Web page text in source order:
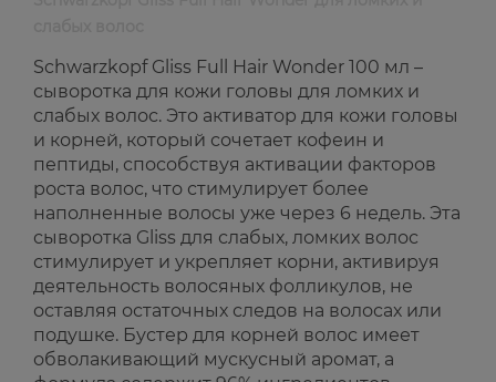
Schwarzkopf Gliss Full Hair Wonder 100 мл –
сыворотка для кожи головы для ломких и
слабых волос. Это активатор для кожи головы
и корней, который сочетает кофеин и
пептиды, способствуя активации факторов
роста волос, что стимулирует более
наполненные волосы уже через 6 недель. Эта
сыворотка Gliss для слабых, ломких волос
стимулирует и укрепляет корни, активируя
деятельность волосяных фолликулов, не
оставляя остаточных следов на волосах или
подушке. Бустер для корней волос имеет
обволакивающий мускусный аромат, а